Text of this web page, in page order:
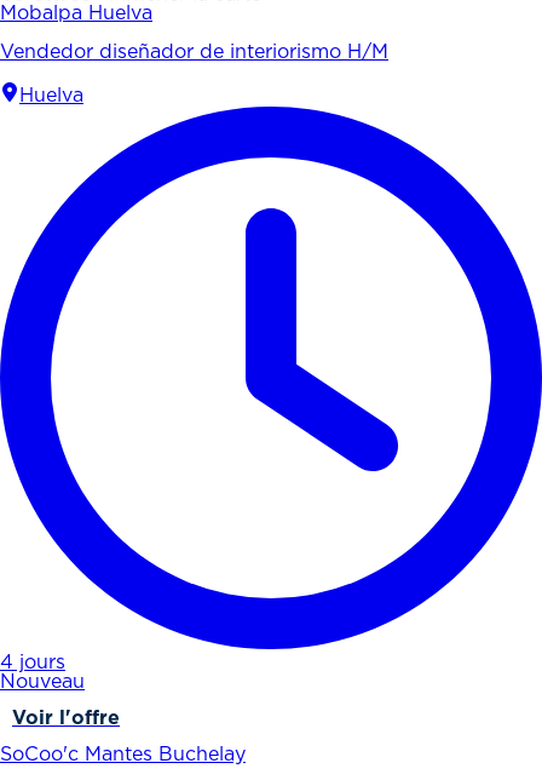
Mobalpa Huelva
Vendedor diseñador de interiorismo H/M
Huelva
4 jours
Nouveau
Voir l'offre
SoCoo'c Mantes Buchelay